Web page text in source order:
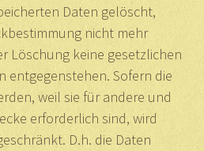
Daten gelöscht,
nicht mehr
Löschung keine gesetzlichen
entgegenstehen. Sofern die
weil sie für andere und
erforderlich sind, wird
D.h. die Daten